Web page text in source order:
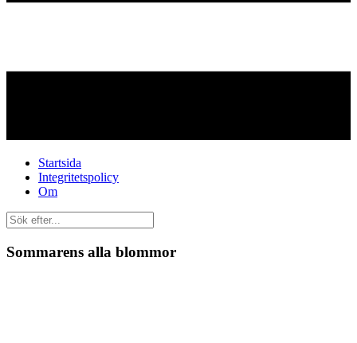
Startsida
Integritetspolicy
Om
Sommarens alla blommor